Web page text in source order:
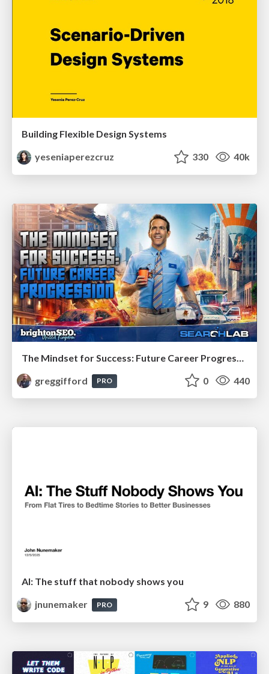
Building Flexible Design Systems
yeseniaperezcruz
330 40k
greggifford
PRO 0 440
AI: The stuff that nobody shows you
jnunemaker
PRO 9 880